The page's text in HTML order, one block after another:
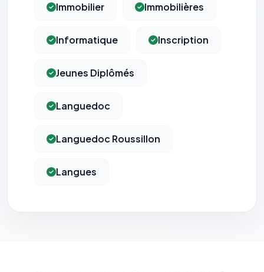
Immobilier Immobilières
Informatique Inscription
Jeunes Diplômés
Languedoc
Languedoc Roussillon
Langues